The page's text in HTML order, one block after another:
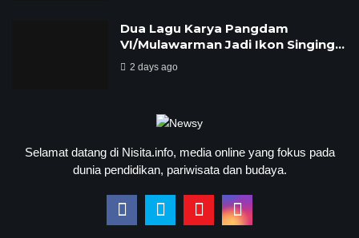
Dua Lagu Karya Pangdam
VI/Mulawarman Jadi Ikon Singing…
2 days ago
Selamat datang di Nisita.info, media online yang fokus pada
dunia pendidikan, pariwisata dan budaya.